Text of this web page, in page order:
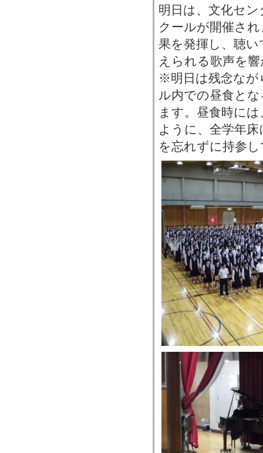
明日は、文化セ
クールが開催さ
果を発揮し、聴
えられる歌声を
※明日は残念なが
ル内での昼食と
ます。昼食時に
ように、全学年
を忘れずに持参